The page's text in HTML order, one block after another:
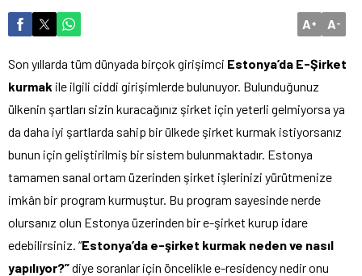
A+ A-
Son yıllarda tüm dünyada birçok girişimci Estonya’da E-Şirket
kurmak ile ilgili ciddi girişimlerde bulunuyor. Bulunduğunuz
ülkenin şartları sizin kuracağınız şirket için yeterli gelmiyorsa ya
da daha iyi şartlarda sahip bir ülkede şirket kurmak istiyorsanız
bunun için geliştirilmiş bir sistem bulunmaktadır. Estonya
tamamen sanal ortam üzerinden şirket işlerinizi yürütmenize
imkân bir program kurmuştur. Bu program sayesinde nerde
olursanız olun Estonya üzerinden bir e-şirket kurup idare
edebilirsiniz. “Estonya’da e-şirket kurmak neden ve nasıl
yapılıyor?”diye soranlar için öncelikle e-residency nedir onu